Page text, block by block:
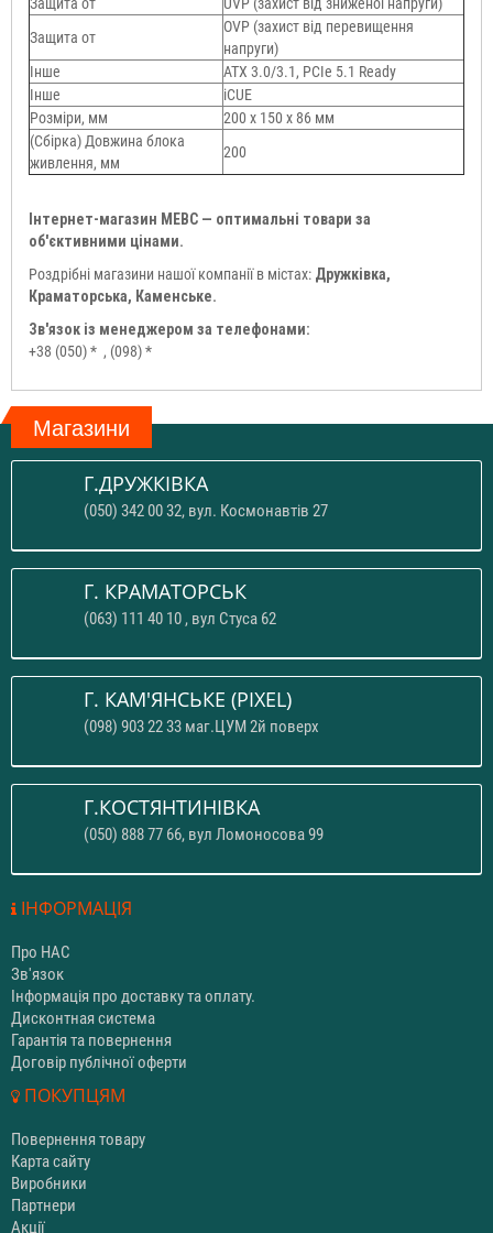
Защита от
OVP (захист від перевищення
напруги)
Інше
ATX 3.0/3.1, PCIe 5.1 Ready
Інше
iCUE
Розміри, мм
200 x 150 x 86 мм
(Сбірка) Довжина блока
живлення, мм
200
Інтернет-магазин МЕВС — оптимальні товари за
об'єктивними цінами.
Роздрібні магазини нашої компанії в містах: Дружківка,
Краматорська, Каменське.
Зв'язок із менеджером за телефонами:
+38 (050) * , (098) *
Магазини
Г.ДРУЖКІВКА
(050) 342 00 32, вул. Космонавтів 27
Г. КРАМАТОРСЬК
(063) 111 40 10 , вул Стуса 62
Г. КАМ'ЯНСЬКЕ (PIXEL)
(098) 903 22 33 маг.ЦУМ 2й поверх
Г.КОСТЯНТИНІВКА
(050) 888 77 66, вул Ломоносова 99
ІНФОРМАЦІЯ
Про НАС
Зв'язок
Інформація про доставку та оплату.
Дисконтная система
Гарантія та повернення
Договір публічної оферти
ПОКУПЦЯМ
Повернення товару
Карта сайту
Виробники
Партнери
Акції